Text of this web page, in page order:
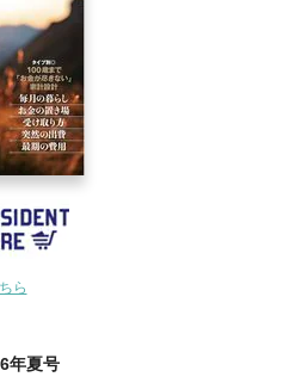
ら
年夏号